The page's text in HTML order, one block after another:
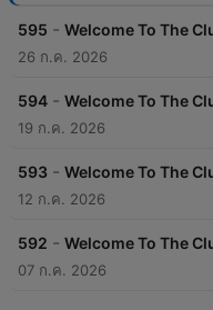
595 - Welcome To The
26 ก.ค. 2026
594 - Welcome To The
19 ก.ค. 2026
593 - Welcome To The
12 ก.ค. 2026
592 - Welcome To The
07 ก.ค. 2026